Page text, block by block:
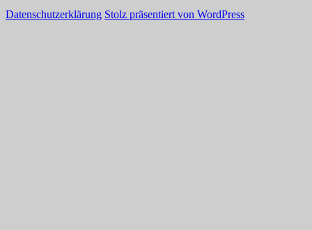
Datenschutzerklärung Stolz präsentiert von WordPress